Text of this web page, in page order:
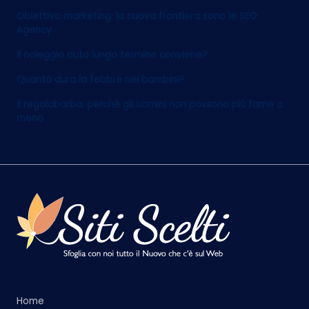
Obiettivo marketing: la nuova frontiera sono le SEO
Agency
Il noleggio auto lungo termine conviene?
Quanto dura la febbre nei bambini?
Il regolabarba: perché gli uomini non possono più farne a
meno
Home